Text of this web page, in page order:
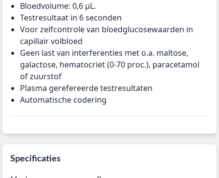
Bloedvolume: 0,6 µL.
Testresultaat in 6 seconden
Voor zelfcontrole van bloedglucosewaarden in
capillair volbloed
Geen last van interferenties met o.a. maltose,
galactose, hematocriet (0-70 proc.), paracetamol
of zuurstof
Plasma gerefereerde testresultaten
Automatische codering
Specificaties